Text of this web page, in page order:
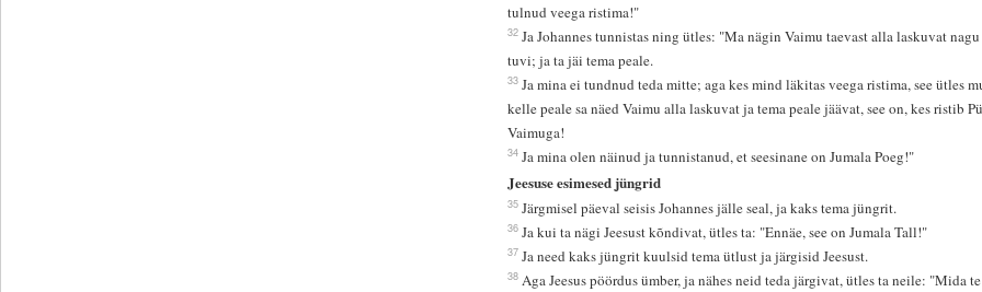
tulnud veega ristima!"
32 Ja Johannes tunnistas ning ütles: "Ma nägin Vaimu taevast alla laskuvat nagu
tuvi; ja ta jäi tema peale.
33 Ja mina ei tundnud teda mitte; aga kes mind läkitas veega ristima, see ütles
kelle peale sa näed Vaimu alla laskuvat ja tema peale jäävat, see on, kes ristib
Vaimuga!
34 Ja mina olen näinud ja tunnistanud, et seesinane on Jumala Poeg!"
Jeesuse esimesed jüngrid
35 Järgmisel päeval seisis Johannes jälle seal, ja kaks tema jüngrit.
36 Ja kui ta nägi Jeesust kõndivat, ütles ta: "Ennäe, see on Jumala Tall!"
37 Ja need kaks jüngrit kuulsid tema ütlust ja järgisid Jeesust.
38 Aga Jeesus pöördus ümber, ja nähes neid teda järgivat, ütles ta neile: "Mida te